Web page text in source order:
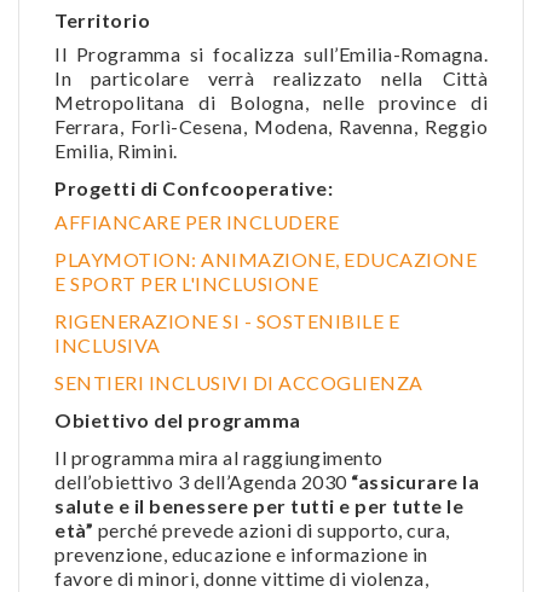
Territorio
Il Programma si focalizza sull’Emilia-Romagna.
In particolare verrà realizzato nella Città
Metropolitana di Bologna, nelle province di
Ferrara, Forlì-Cesena, Modena, Ravenna, Reggio
Emilia, Rimini.
Progetti di Confcooperative:
AFFIANCARE PER INCLUDERE
PLAYMOTION: ANIMAZIONE, EDUCAZIONE
E SPORT PER L'INCLUSIONE
RIGENERAZIONE SI - SOSTENIBILE E
INCLUSIVA
SENTIERI INCLUSIVI DI ACCOGLIENZA
Obiettivo del programma
Il programma mira al raggiungimento
dell’obiettivo 3 dell’Agenda 2030 “assicurare la
salute e il benessere per tutti e per tutte le
età” perché prevede azioni di supporto, cura,
prevenzione, educazione e informazione in
favore di minori, donne vittime di violenza,